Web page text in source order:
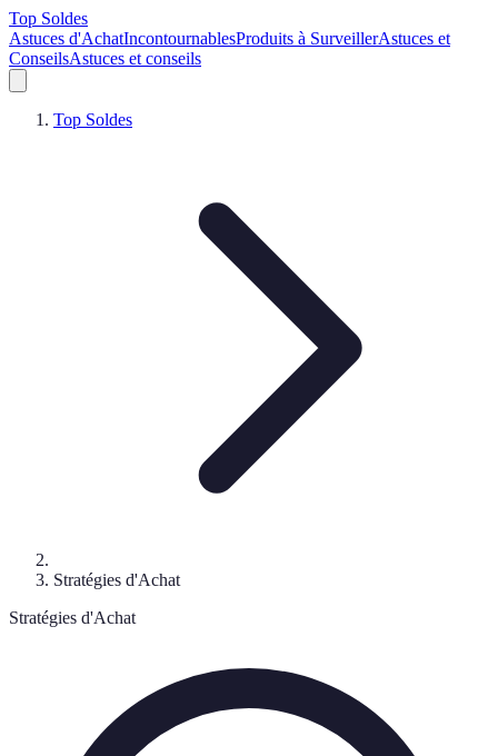
Top Soldes
Astuces d'AchatIncontournablesProduits à SurveillerAstuces et
ConseilsAstuces et conseils
Top Soldes
Stratégies d'Achat
Stratégies d'Achat